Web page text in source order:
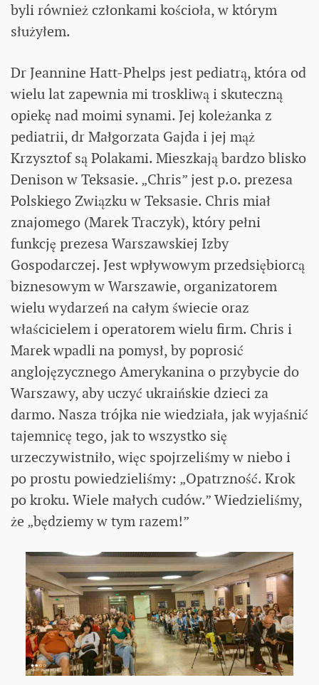
byli również członkami kościoła, w którym
służyłem.
Dr Jeannine Hatt-Phelps jest pediatrą, która od
wielu lat zapewnia mi troskliwą i skuteczną
opiekę nad moimi synami. Jej koleżanka z
pediatrii, dr Małgorzata Gajda i jej mąż
Krzysztof są Polakami. Mieszkają bardzo blisko
Denison w Teksasie. „Chris” jest p.o. prezesa
Polskiego Związku w Teksasie. Chris miał
znajomego (Marek Traczyk), który pełni
funkcję prezesa Warszawskiej Izby
Gospodarczej. Jest wpływowym przedsiębiorcą
biznesowym w Warszawie, organizatorem
wielu wydarzeń na całym świecie oraz
właścicielem i operatorem wielu firm. Chris i
Marek wpadli na pomysł, by poprosić
anglojęzycznego Amerykanina o przybycie do
Warszawy, aby uczyć ukraińskie dzieci za
darmo. Nasza trójka nie wiedziała, jak wyjaśnić
tajemnicę tego, jak to wszystko się
urzeczywistniło, więc spojrzeliśmy w niebo i
po prostu powiedzieliśmy: „Opatrzność. Krok
po kroku. Wiele małych cudów.” Wiedzieliśmy,
że „będziemy w tym razem!”